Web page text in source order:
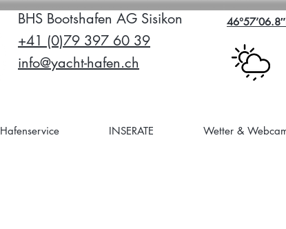
BHS Bootshafen AG Sisikon
+41 (0)79 397 60 39
info@yacht-hafen.ch
Hafenservice INSERATE Wetter &